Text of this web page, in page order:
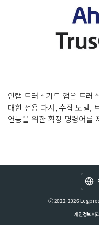
안랩 트러스가드 앱은 트러
대한 전용 파서, 수집 모델,
연동을 위한 확장 명령어를
ⓒ 2022-2026
개인정보처